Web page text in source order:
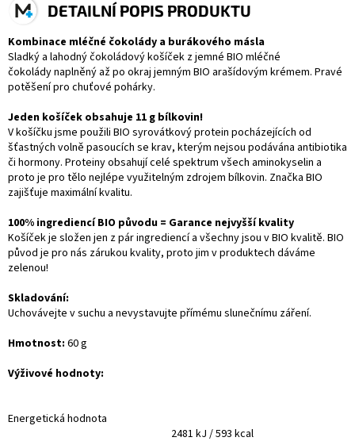
DETAILNÍ POPIS PRODUKTU
Kombinace mléčné čokolády a burákového másla
Sladký a lahodný čokoládový košíček z jemné BIO mléčné
čokolády naplněný až po okraj jemným BIO arašídovým krémem. Pravé
potěšení pro chuťové pohárky.
Jeden košíček obsahuje 11 g bílkovin!
V košíčku jsme použili BIO syrovátkový protein pocházejících od
šťastných volně pasoucích se krav, kterým nejsou podávána antibiotika
či hormony. Proteiny obsahují celé spektrum všech aminokyselin a
proto je pro tělo nejlépe využitelným zdrojem bílkovin. Značka BIO
zajišťuje maximální kvalitu.
100% ingrediencí BIO původu = Garance nejvyšší kvality
Košíček je složen jen z pár ingrediencí a všechny jsou v BIO kvalitě. BIO
původ je pro nás zárukou kvality, proto jim v produktech dáváme
zelenou!
Skladování:
Uchovávejte v suchu a nevystavujte přímému slunečnímu záření.
Hmotnost: 60 g
Výživové hodnoty:
Energetická hodnota
2481 kJ / 593 kcal